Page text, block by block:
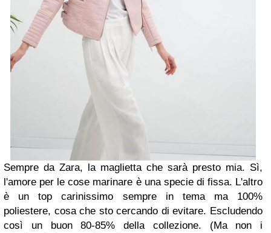
Sempre da Zara, la maglietta che sarà presto mia. Sì,
l'amore per le cose marinare è una specie di fissa. L'altro
è un top carinissimo sempre in tema ma 100%
poliestere, cosa che sto cercando di evitare. Escludendo
così un buon 80-85% della collezione. (Ma non i